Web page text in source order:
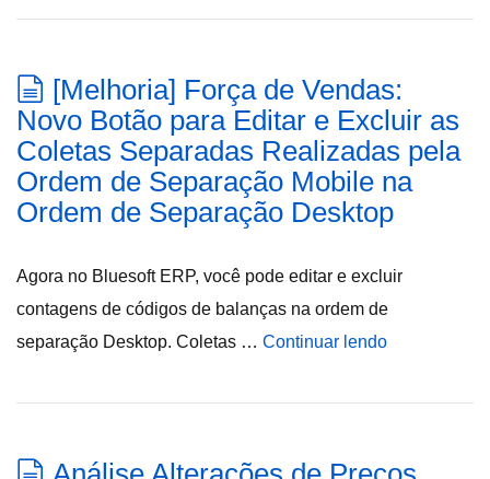
[Melhoria] Força de Vendas:
Novo Botão para Editar e Excluir as
Coletas Separadas Realizadas pela
Ordem de Separação Mobile na
Ordem de Separação Desktop
Agora no Bluesoft ERP, você pode editar e excluir
contagens de códigos de balanças na ordem de
separação Desktop. Coletas … Continuar lendo